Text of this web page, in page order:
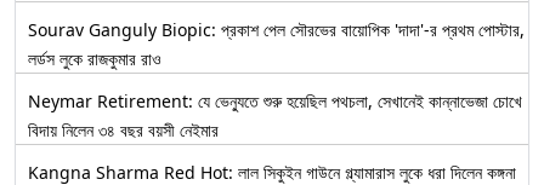
Sourav Ganguly Biopic: প্রকাশ পেল সৌরভের বায়োপিক 'দাদা'-র প্রথম পোস্টার,
লর্ডস লুকে রাজকুমার রাও
Neymar Retirement: যে ভেন্যুতে শুরু হয়েছিল পথচলা, সেখানেই কান্নাভেজা চোখে
বিদায় নিলেন ৩৪ বছর বয়সী নেইমার
Kangna Sharma Red Hot: লাল সিকুইন গাউনে গ্ল্যামারাস লুকে ধরা দিলেন কঙ্গনা